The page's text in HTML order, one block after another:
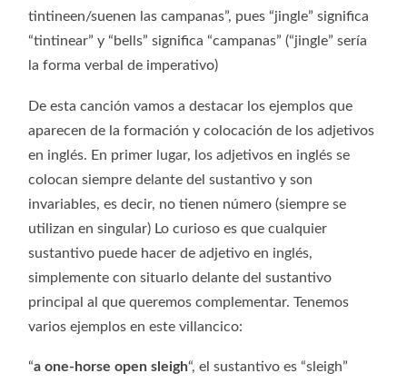
tintineen/suenen las campanas”, pues “jingle” significa
“tintinear” y “bells” significa “campanas” (“jingle” sería
la forma verbal de imperativo)
De esta canción vamos a destacar los ejemplos que
aparecen de la formación y colocación de los adjetivos
en inglés. En primer lugar, los adjetivos en inglés se
colocan siempre delante del sustantivo y son
invariables, es decir, no tienen número (siempre se
utilizan en singular) Lo curioso es que cualquier
sustantivo puede hacer de adjetivo en inglés,
simplemente con situarlo delante del sustantivo
principal al que queremos complementar. Tenemos
varios ejemplos en este villancico:
“a one-horse open sleigh“, el sustantivo es “sleigh”